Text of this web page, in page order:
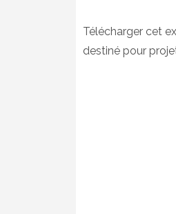
Télécharger cet
destiné pour